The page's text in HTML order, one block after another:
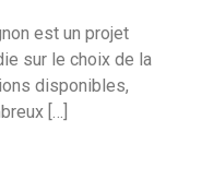
est un projet
sur le choix de la
disponibles,
[…]